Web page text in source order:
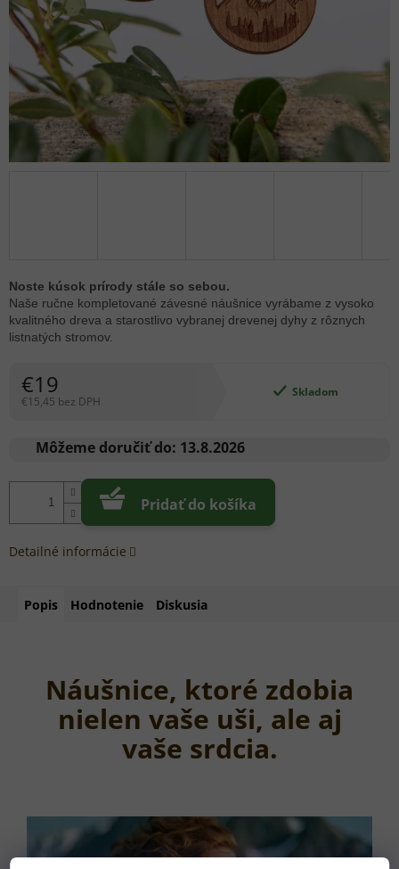
€19
€15,45 bez DPH
cena:
Skladom
Môžeme doručiť do: 13.8.2026
Pridať do košíka
Noste kúsok prírody stále so sebou.
Naše ručne kompletované závesné náušnice vyrábame z vysoko
kvalitného dreva a starostlivo vybranej drevenej dyhy z rôznych
listnatých stromov.
Detailné informácie
Popis Hodnotenie Diskusia
Náušnice, ktoré zdobia
nielen vaše uši, ale aj
vaše srdcia.